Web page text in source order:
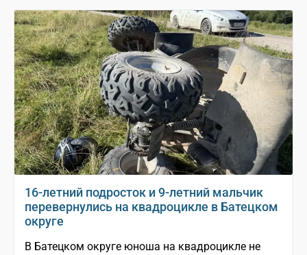
16-летний подросток и 9-летний мальчик
перевернулись на квадроцикле в Батецком
округе
В Батецком округе юноша на квадроцикле не